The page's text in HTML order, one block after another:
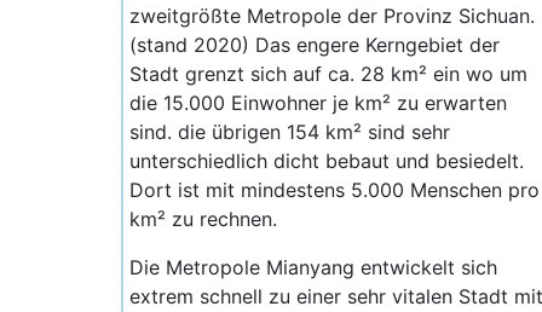
zweitgrößte Metropole der Provinz Sichuan.
(stand 2020) Das engere Kerngebiet der
Stadt grenzt sich auf ca. 28 km² ein wo um
die 15.000 Einwohner je km² zu erwarten
sind. die übrigen 154 km² sind sehr
unterschiedlich dicht bebaut und besiedelt.
Dort ist mit mindestens 5.000 Menschen pro
km² zu rechnen.
Die Metropole Mianyang entwickelt sich
extrem schnell zu einer sehr vitalen Stadt mit